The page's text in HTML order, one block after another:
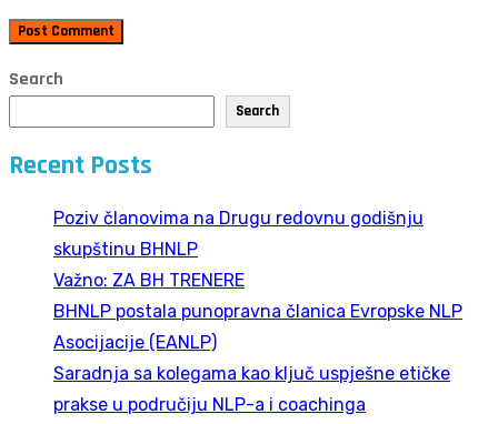
Post Comment
Search
Search
Recent Posts
Poziv članovima na Drugu redovnu godišnju
skupštinu BHNLP
Važno: ZA BH TRENERE
BHNLP postala punopravna članica Evropske NLP
Asocijacije (EANLP)
Saradnja sa kolegama kao ključ uspješne etičke
prakse u područiju NLP-a i coachinga